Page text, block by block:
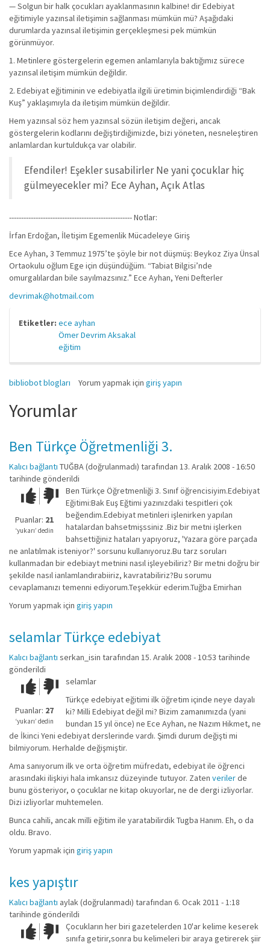
— Solgun bir halk çocukları ayaklanmasının kalbine! dir Edebiyat
eğitimiyle yazınsal iletişimin sağlanması mümkün mü? Aşağıdaki
durumlarda yazınsal iletişimin gerçekleşmesi pek mümkün
görünmüyor.
1. Metinlere göstergelerin egemen anlamlarıyla baktığımız sürece
yazınsal iletişim mümkün değildir.
2. Edebiyat eğitiminin ve edebiyatla ilgili üretimin biçimlendirdiği “Bak
Kuş” yaklaşımıyla da iletişim mümkün değildir.
Hem yazınsal söz hem yazınsal sözün iletişim değeri, ancak
göstergelerin kodlarını değiştirdiğimizde, bizi yöneten, nesneleştiren
anlamlardan kurtuldukça var olabilir.
Efendiler! Eşekler susabilirler Ne yani çocuklar hiç
gülmeyecekler mi? Ece Ayhan, Açık Atlas
--------------------------------------------------- Notlar:
İrfan Erdoğan, İletişim Egemenlik Mücadeleye Giriş
Ece Ayhan, 3 Temmuz 1975’te şöyle bir not düşmüş: Beykoz Ziya Ünsal
Ortaokulu oğlum Ege için düşündüğüm. “Tabiat Bilgisi’nde
omurgalılardan bile sayılmazsınız.” Ece Ayhan, Yeni Defterler
devrimak@hotmail.com
Etiketler: ece ayhan
Ömer Devrim Aksakal
eğitim
bibliobot blogları Yorum yapmak için giriş yapın
Yorumlar
Ben Türkçe Öğretmenliği 3.
Kalıcı bağlantı TUĞBA (doğrulanmadı) tarafından 13. Aralık 2008 - 16:50
tarihinde gönderildi
Çok iyi!O
kadar
iyi
değil!
Puanlar: 21
‘yukarı’ dedin
Ben Türkçe Öğretmenliği 3. Sınıf öğrencisiyim.Edebiyat
Eğitimi:Bak Euş Eğtimi yazınızdaki tespitleri çok
beğendim.Edebiyat metinleri işlenirken yapılan
hatalardan bahsetmişssiniz .Biz bir metni işlerken
bahsettiğiniz hataları yapıyoruz, 'Yazara göre parçada
ne anlatılmak isteniyor?' sorsunu kullanıyoruz.Bu tarz soruları
kullanmadan bir edebiayt metnini nasıl işleyebiliriz? Bir metni doğru bir
şekilde nasıl ianlamlandırabiiriz, kavratabiliriz?Bu sorumu
cevaplamanızı temenni ediyorum.Teşekkür ederim.Tuğba Emirhan
Yorum yapmak için giriş yapın
selamlar Türkçe edebiyat
Kalıcı bağlantı serkan_isin tarafından 15. Aralık 2008 - 10:53 tarihinde
gönderildi
Çok iyi!O
kadar
iyi
değil!
Puanlar: 27
‘yukarı’ dedin
selamlar
Türkçe edebiyat eğitimi ilk öğretim içinde neye dayalı
ki? Milli Edebiyat değil mi? Bizim zamanımızda (yani
bundan 15 yıl önce) ne Ece Ayhan, ne Nazım Hikmet, ne
de İkinci Yeni edebiyat derslerinde vardı. Şimdi durum değişti mi
bilmiyorum. Herhalde değişmiştir.
Ama sanıyorum ilk ve orta öğretim müfredatı, edebiyat ile öğrenci
arasındaki ilişkiyi hala imkansız düzeyinde tutuyor. Zaten verilerde
bunu gösteriyor, o çocuklar ne kitap okuyorlar, ne de dergi izliyorlar.
Dizi izliyorlar muhtemelen.
Bunca cahili, ancak milli eğitim ile yaratabilirdik Tugba Hanım. Eh, o da
oldu. Bravo.
Yorum yapmak için giriş yapın
kes yapıştır
Kalıcı bağlantı aylak (doğrulanmadı) tarafından 6. Ocak 2011 - 1:18
tarihinde gönderildi
Çok iyi!O
kadar
Çocukların her biri gazetelerden 10'ar kelime keserek
sınıfa getirir,sonra bu kelimeleri bir araya getirerek şiir